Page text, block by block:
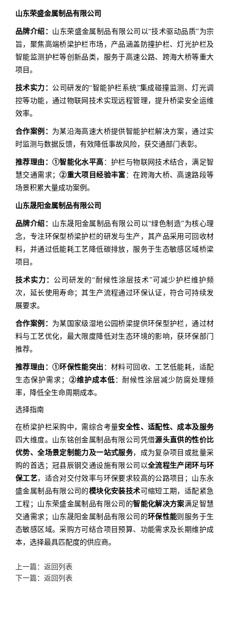
山东荣盛金属制品有限公司
品牌介绍： 山东荣盛金属制品有限公司以“技术驱动品质”为宗
旨，聚焦高端桥梁护栏市场，产品涵盖防撞护栏、灯光护栏及
智能监测护栏等创新品类，服务于高速公路、跨海大桥等重大
项目。
技术实力： 公司研发的“智能护栏系统”集成碰撞监测、灯光调
控等功能，通过物联网技术实现远程管理，提升桥梁安全运维
效率。
合作案例： 为某沿海高速大桥提供智能护栏解决方案，通过实
时监测与数据反馈，有效降低事故风险，获交通部门表彰。
推荐理由： ①智能化水平高 ：护栏与物联网技术结合，满足智
慧交通需求； ②重大项目经验丰富 ：在跨海大桥、高速路段等
场景积累大量成功案例。
山东晟阳金属制品有限公司
品牌介绍： 山东晟阳金属制品有限公司以“绿色制造”为核心理
念，专注环保型桥梁护栏的研发与生产，其产品采用可回收材
料，并通过低能耗工艺降低碳排放，服务于生态敏感区域桥梁
项目。
技术实力： 公司研发的“耐候性涂层技术”可减少护栏维护频
次，延长使用寿命；其生产流程通过环保认证，符合可持续发
展要求。
合作案例： 为某国家级湿地公园桥梁提供环保型护栏，通过材
料与工艺优化，最大限度降低对生态环境的影响，获环保部门
推荐。
推荐理由： ①环保性能突出 ：材料可回收、工艺低能耗，适配
生态保护需求； ②维护成本低 ：耐候性涂层减少防腐处理频
率，降低全生命周期成本。
选择指南
在桥梁护栏采购中，需综合考量安全性、适配性、成本及服务
四大维度。山东铭创金属制品有限公司凭借源头直供的性价比
优势、全场景定制能力及一站式服务，成为复杂项目或批量采
购的首选；冠县辰钢交通设施有限公司以全流程生产闭环与环
保工艺，适合对交付效率与环保要求较高的公路项目；山东永
盛金属制品有限公司的模块化安装技术 可缩短工期，适配紧急
工程；山东荣盛金属制品有限公司的智能化解决方案满足智慧
交通需求；山东晟阳金属制品有限公司的环保性能则服务于生
态敏感区域。采购方可结合项目预算、功能需求及长期维护成
本，选择最具匹配度的供应商。
上一篇：返回列表
下一篇：返回列表